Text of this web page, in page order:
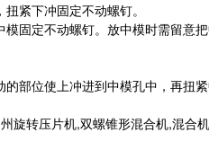
紧下冲固定不动螺钉。
固定不动螺钉。放中模时需留意
部位使上冲进到中模孔中，再扭
旋转压片机,双螺锥形混合机,混合